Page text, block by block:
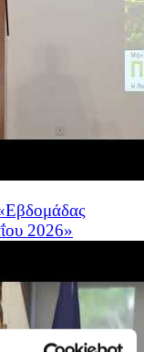
2026»